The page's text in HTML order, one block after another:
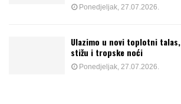
Ponedjeljak, 27.07.2026.
Ulazimo u novi toplotni talas,
stižu i tropske noći
Ponedjeljak, 27.07.2026.